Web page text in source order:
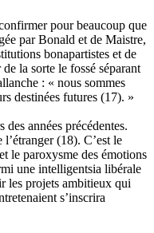
pour beaucoup que
par Bonald et de Maistre,
bonapartistes et de
la sorte le fossé séparant
: « nous sommes
destinées futures (17). »
années précédentes.
l’étranger(18). C’est le
le paroxysme des émotions
une intelligentsia libérale
les projets ambitieux qui
s’inscrira